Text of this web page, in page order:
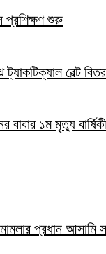
প্রশিক্ষণ শুরু
বেল্ট
বাবার ১ম মৃত্যু
প্রধান আসামি